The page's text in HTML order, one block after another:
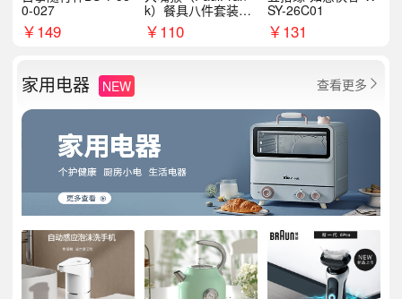
0-027
￥149
k）餐具八件套装HC
T6007
￥110
SY-26C01
￥131
家用电器 NEW 查看更多 